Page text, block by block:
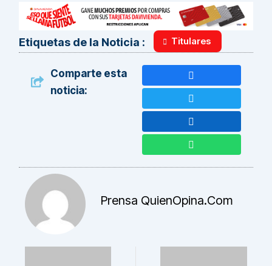
Etiquetas de la Noticia : Titulares
Comparte esta
noticia:
Prensa QuienOpina.com